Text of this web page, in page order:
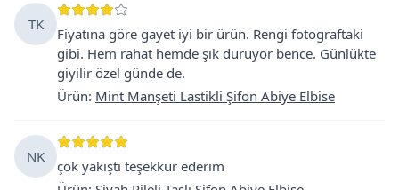
TK
Fiyatına göre gayet iyi bir ürün. Rengi fotograftaki
gibi. Hem rahat hemde şık duruyor bence. Günlükte
giyilir özel günde de.
Ürün: Mint Manşeti Lastikli Şifon Abiye Elbise
NK
çok yakıştı teşekkür ederim